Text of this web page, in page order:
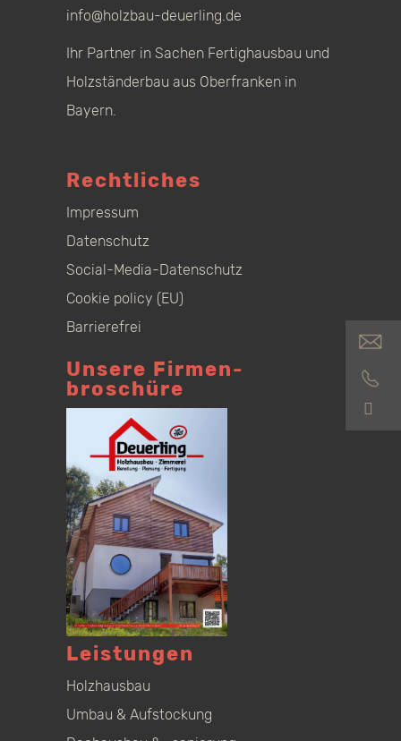
info@holzbau-deuerling.de
Ihr Partner in Sachen Fertighausbau und
Holzständerbau aus Oberfranken in
Bayern.
Rechtliches
Impressum
Datenschutz
Social-Media-Datenschutz
Cookie policy (EU)
Barrierefrei
Unsere Firmen­
broschüre
Leistungen
Holzhausbau
Umbau & Aufstockung